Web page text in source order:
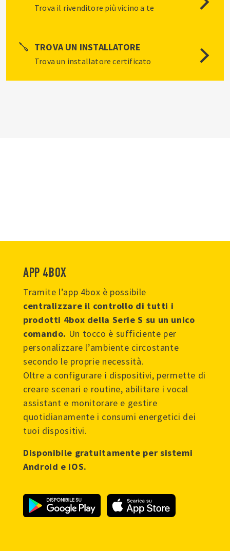
Trova il rivenditore più vicino a te
TROVA UN INSTALLATORE
Trova un installatore certificato
APP 4BOX
Tramite l’app 4box è possibile
centralizzare il controllo di tutti i
prodotti 4box della Serie S su un unico
comando. Un tocco è sufficiente per
personalizzare l’ambiente circostante
secondo le proprie necessità.
Oltre a configurare i dispositivi, permette di
creare scenari e routine, abilitare i vocal
assistant e monitorare e gestire
quotidianamente i consumi energetici dei
tuoi dispositivi.
Disponibile gratuitamente per sistemi
Android e iOS.